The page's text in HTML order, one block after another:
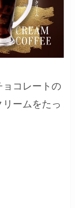
コレートの
ームをたっ